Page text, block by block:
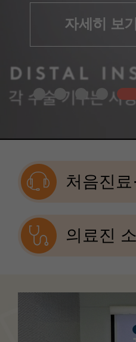
자세히 보기
처음진료
의료진